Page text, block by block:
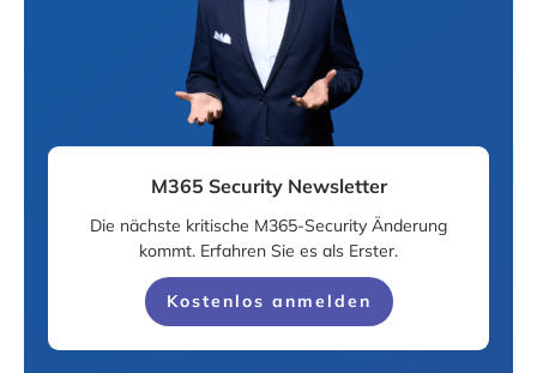
M365 Security Newsletter
Die nächste kritische M365-Security Änderung
kommt. Erfahren Sie es als Erster.
Kostenlos anmelden